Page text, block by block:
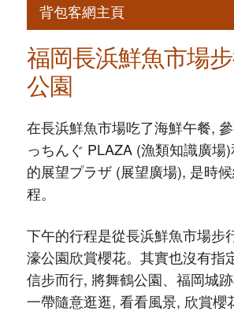
背包客網主頁
福岡長浜鮮魚市場
公園
在長浜鮮魚市場吃了海鮮午餐,
っちんぐ PLAZA (漁類知識廣場
的展望プラザ (展望廣場), 是時
程。
下午的行程是從長浜鮮魚市場步
濠公園欣賞櫻花。其實也沒有指
信步而行, 將舞鶴公園、福岡城
一帶隨意逛逛, 看看風景, 欣賞櫻